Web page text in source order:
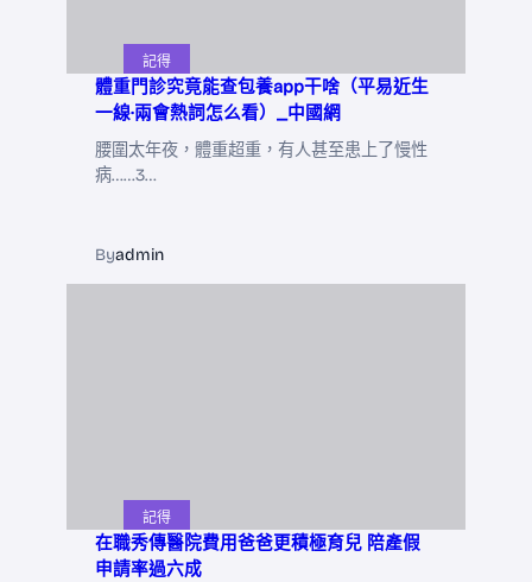
記得
體重門診究竟能查包養app干啥（平易近生
一線·兩會熱詞怎么看）_中國網
腰圍太年夜，體重超重，有人甚至患上了慢性
病……3…
Byadmin
記得
在職秀傳醫院費用爸爸更積極育兒 陪產假
申請率過六成